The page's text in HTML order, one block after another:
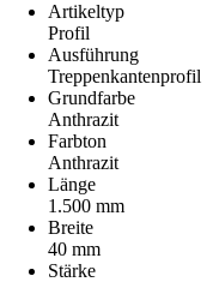
Artikeltyp
Profil
Ausführung
Treppenkantenprofil
Grundfarbe
Anthrazit
Farbton
Anthrazit
Länge
1.500 mm
Breite
40 mm
Stärke